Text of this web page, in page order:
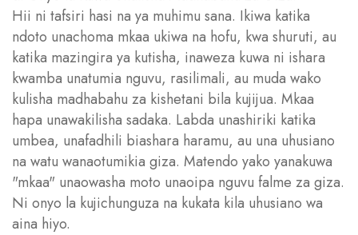
Hii ni tafsiri hasi na ya muhimu sana. Ikiwa katika
ndoto unachoma mkaa ukiwa na hofu, kwa shuruti, au
katika mazingira ya kutisha, inaweza kuwa ni ishara
kwamba unatumia nguvu, rasilimali, au muda wako
kulisha madhabahu za kishetani bila kujijua. Mkaa
hapa unawakilisha sadaka. Labda unashiriki katika
umbea, unafadhili biashara haramu, au una uhusiano
na watu wanaotumikia giza. Matendo yako yanakuwa
"mkaa" unaowasha moto unaoipa nguvu falme za giza.
Ni onyo la kujichunguza na kukata kila uhusiano wa
aina hiyo.